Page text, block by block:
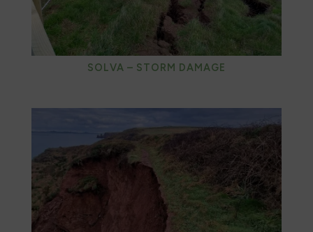
SOLVA – STORM DAMAGE